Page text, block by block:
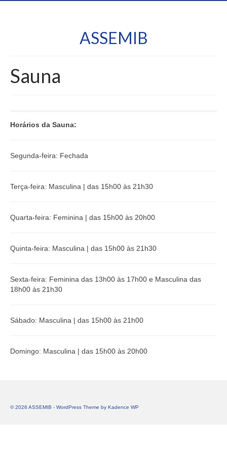
ASSEMIB
Sauna
Horários da Sauna:
Segunda-feira: Fechada
Terça-feira: Masculina | das 15h00 às 21h30
Quarta-feira: Feminina | das 15h00 às 20h00
Quinta-feira: Masculina | das 15h00 às 21h30
Sexta-feira: Feminina das 13h00 às 17h00 e Masculina das
18h00 às 21h30
Sábado: Masculina | das 15h00 às 21h00
Domingo: Masculina | das 15h00 às 20h00
© 2026 ASSEMIB - WordPress Theme by Kadence WP